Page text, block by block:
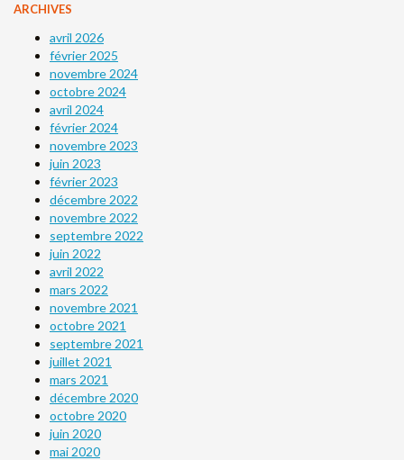
ARCHIVES
avril 2026
février 2025
novembre 2024
octobre 2024
avril 2024
février 2024
novembre 2023
juin 2023
février 2023
décembre 2022
novembre 2022
septembre 2022
juin 2022
avril 2022
mars 2022
novembre 2021
octobre 2021
septembre 2021
juillet 2021
mars 2021
décembre 2020
octobre 2020
juin 2020
mai 2020